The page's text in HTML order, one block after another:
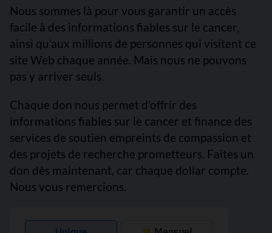
Nous sommes là pour vous garantir un accès
facile à des informations fiables sur le cancer,
ainsi qu’aux millions de personnes qui visitent ce
site Web chaque année. Mais nous ne pouvons
pas y arriver seuls.
Chaque don nous permet d’offrir des
informations fiables sur le cancer et finance des
services de soutien empreints de compassion et
des projets de recherche prometteurs. Faites un
don dès maintenant, car chaque dollar compte.
Nous vous remercions.